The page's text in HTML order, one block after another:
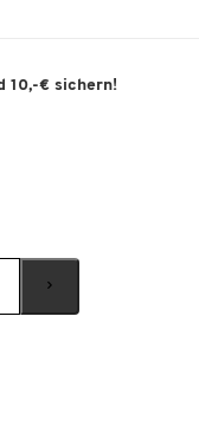
10,-€ sichern!